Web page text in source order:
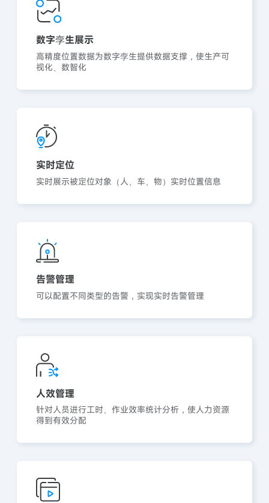
数字孪生展示
高精度位置数据为数字孪生提供数据支撑，使生产可
视化、数智化
实时定位
实时展示被定位对象（人、车、物）实时位置信息
告警管理
可以配置不同类型的告警，实现实时告警管理
人效管理
针对人员进行工时、作业效率统计分析，使人力资源
得到有效分配